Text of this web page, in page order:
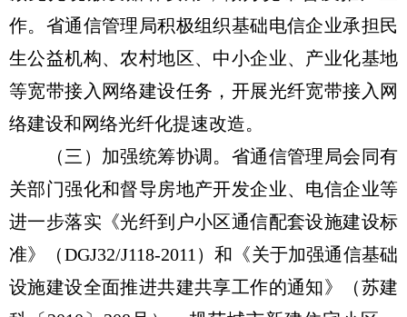
作。省通信管理局积极组织基础电信企业承担民
生公益机构、农村地区、中小企业、产业化基地
等宽带接入网络建设任务，开展光纤宽带接入网
络建设和网络光纤化提速改造。
（三）加强统筹协调。省通信管理局会同有
关部门强化和督导房地产开发企业、电信企业等
进一步落实《光纤到户小区通信配套设施建设标
准》（DGJ32/J118-2011）和《关于加强通信基础
设施建设全面推进共建共享工作的通知》（苏建